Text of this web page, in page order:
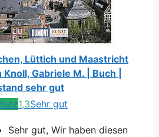
Lüttich und Maastricht
Knoll, Gabriele M. | Buch |
sehr gut
1,3Sehr gut
Sehr gut, Wir haben diesen